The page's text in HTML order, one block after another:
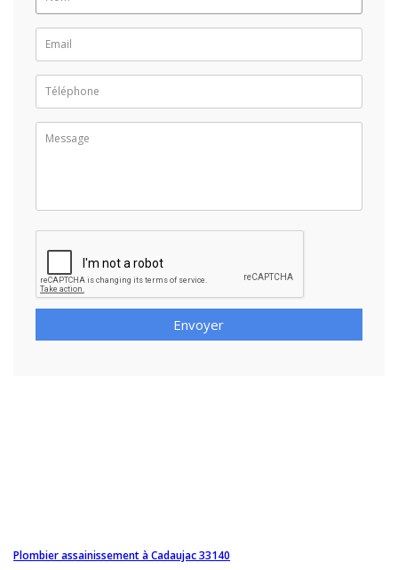
Envoyer
Plombier assainissement à Cadaujac 33140